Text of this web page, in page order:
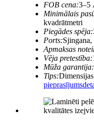
FOB cena:3–5
Minimālais
kvadrātmetri
Piegādes spēja:
Ports:
Apmaksas
Vēja pretestība:
Mūža garantija:
Tips:
pieprasījums